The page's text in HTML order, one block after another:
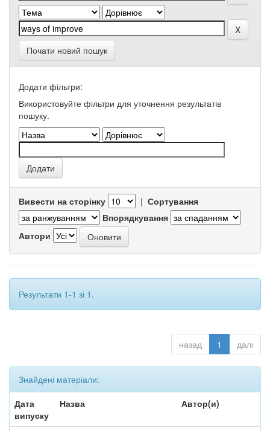
Почати новий пошук
Додати фільтри:
Використовуйте фільтри для уточнення результатів
пошуку.
Вивести на сторінку | Сортування
Впорядкування
Автори
Результати 1-1 зі 1.
назад 1 далі
Знайдені матеріали:
Дата
випуску
Назва Автор(и)